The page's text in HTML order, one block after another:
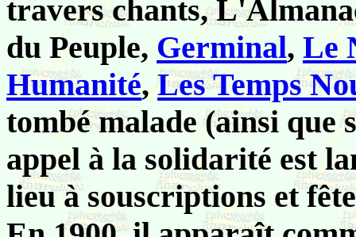
travers chants,
du Peuple, Germinal, Le
Humanité,Les Temps
tombé malade (ainsi que
appel à la solidarité est
lieu à souscriptions et